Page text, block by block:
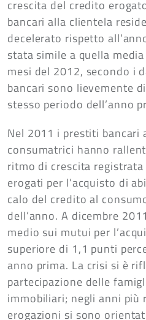
crescita del credito
bancari alla clientela
decelerato rispetto
stata simile a quella
mesi del 2012, secondo i
bancari sono lievemente
stesso periodo dell’anno
Nel 2011 i prestiti bancari
consumatrici hanno
ritmo di crescita
erogati per l’acquisto di
calo del credito al
dell’anno. A dicembre
medio sui mutui per
superiore di 1,1 punti
anno prima. La crisi si è
partecipazione delle
immobiliari; negli anni più
erogazioni si sono